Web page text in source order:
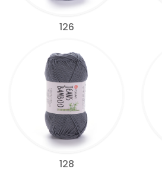
126
128